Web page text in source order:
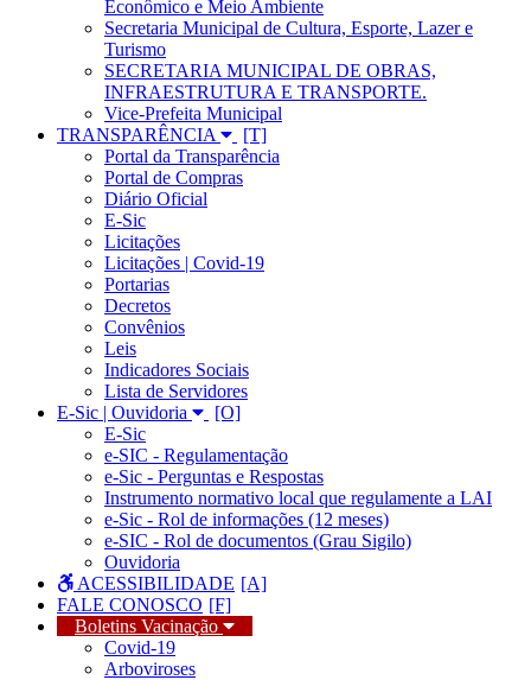
Econômico e Meio Ambiente
Secretaria Municipal de Cultura, Esporte, Lazer e
Turismo
SECRETARIA MUNICIPAL DE OBRAS,
INFRAESTRUTURA E TRANSPORTE.
Vice-Prefeita Municipal
TRANSPARÊNCIA
Portal da Transparência
Portal de Compras
Diário Oficial
E-Sic
Licitações
Licitações | Covid-19
Portarias
Decretos
Convênios
Leis
Indicadores Sociais
Lista de Servidores
E-Sic | Ouvidoria
E-Sic
e-SIC - Regulamentação
e-Sic - Perguntas e Respostas
Instrumento normativo local que regulamente a LAI
e-Sic - Rol de informações (12 meses)
e-SIC - Rol de documentos (Grau Sigilo)
Ouvidoria
ACESSIBILIDADE
FALE CONOSCO
Boletins Vacinação
Covid-19
Arboviroses